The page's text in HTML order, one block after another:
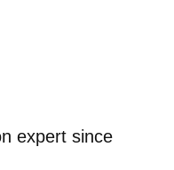
expert since